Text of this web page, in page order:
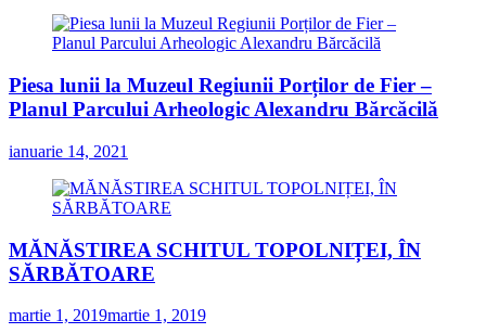
Piesa lunii la Muzeul Regiunii Porților de Fier –
Planul Parcului Arheologic Alexandru Bărcăcilă
ianuarie 14, 2021
MĂNĂSTIREA SCHITUL TOPOLNIȚEI, ÎN
SĂRBĂTOARE
martie 1, 2019martie 1, 2019